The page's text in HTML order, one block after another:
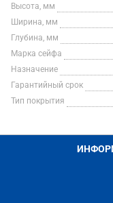
Высота, мм
Ширина, мм
Глубина, мм
Марка сейфа
Назначение
Гарантийный срок
Тип покрытия